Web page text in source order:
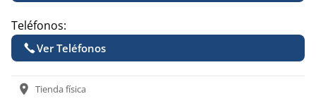
Teléfonos:
Ver Teléfonos
location_on Tienda física